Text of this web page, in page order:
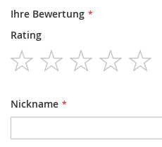
Ihre Bewertung
Rating
1
star
2
stars
3
stars
4
stars
Nickname